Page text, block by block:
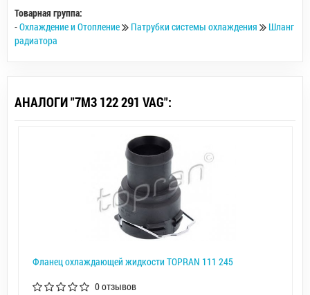
Товарная группа:
-Охлаждение и Отопление Патрубки системы охлаждения
Шланг
радиатора
АНАЛОГИ "7M3 122 291 VAG":
Фланец охлаждающей жидкости TOPRAN 111 245
0 отзывов